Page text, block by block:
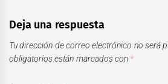
Deja una respuesta
Tu dirección de correo electrónico no será
obligatorios están marcados con *